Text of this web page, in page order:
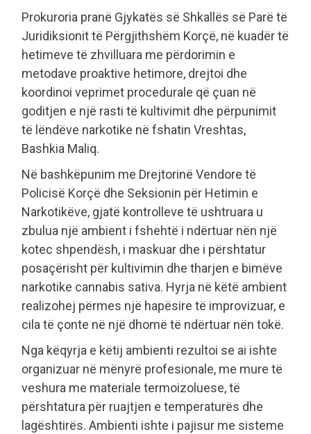
Prokuroria pranë Gjykatës së Shkallës së Parë të
Juridiksionit të Përgjithshëm Korçë, në kuadër të
hetimeve të zhvilluara me përdorimin e
metodave proaktive hetimore, drejtoi dhe
koordinoi veprimet procedurale që çuan në
goditjen e një rasti të kultivimit dhe përpunimit
të lëndëve narkotike në fshatin Vreshtas,
Bashkia Maliq.
Në bashkëpunim me Drejtorinë Vendore të
Policisë Korçë dhe Seksionin për Hetimin e
Narkotikëve, gjatë kontrolleve të ushtruara u
zbulua një ambient i fshehtë i ndërtuar nën një
kotec shpendësh, i maskuar dhe i përshtatur
posaçërisht për kultivimin dhe tharjen e bimëve
narkotike cannabis sativa. Hyrja në këtë ambient
realizohej përmes një hapësire të improvizuar, e
cila të çonte në një dhomë të ndërtuar nën tokë.
Nga këqyrja e këtij ambienti rezultoi se ai ishte
organizuar në mënyrë profesionale, me mure të
veshura me materiale termoizoluese, të
përshtatura për ruajtjen e temperaturës dhe
lagështirës. Ambienti ishte i pajisur me sisteme